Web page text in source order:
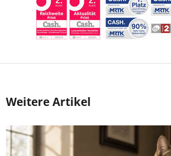
Weitere Artikel